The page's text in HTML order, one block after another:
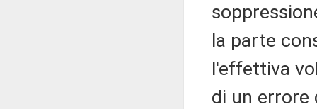
la parte
l'effettiva
di un errore